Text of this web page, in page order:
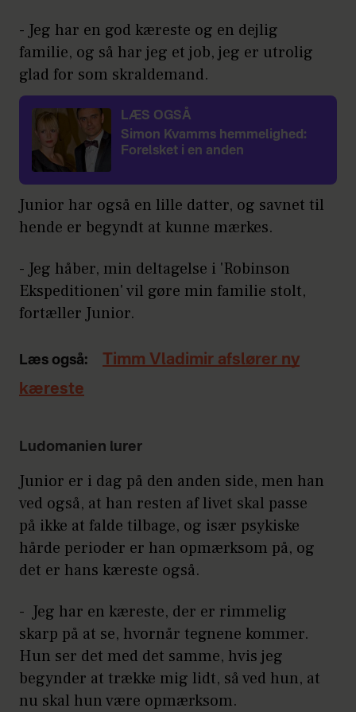
- Jeg har en god kæreste og en dejlig
familie, og så har jeg et job, jeg er utrolig
glad for som skraldemand.
LÆS OGSÅ
Simon Kvamms hemmelighed:
Forelsket i en anden
Junior har også en lille datter, og savnet til
hende er begyndt at kunne mærkes.
- Jeg håber, min deltagelse i 'Robinson
Ekspeditionen' vil gøre min familie stolt,
fortæller Junior.
Læs også:
Timm Vladimir afslører ny
kæreste
Ludomanien lurer
Junior er i dag på den anden side, men han
ved også, at han resten af livet skal passe
på ikke at falde tilbage, og især psykiske
hårde perioder er han opmærksom på, og
det er hans kæreste også.
- Jeg har en kæreste, der er rimmelig
skarp på at se, hvornår tegnene kommer.
Hun ser det med det samme, hvis jeg
begynder at trække mig lidt, så ved hun, at
nu skal hun være opmærksom.